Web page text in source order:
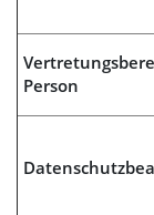
Person